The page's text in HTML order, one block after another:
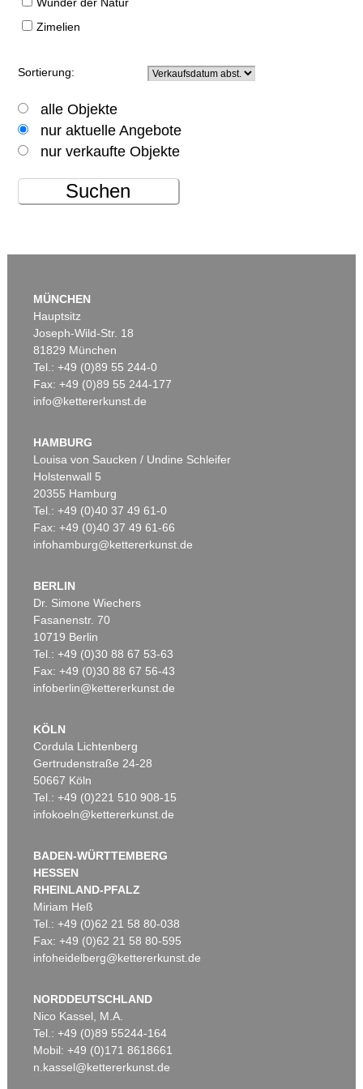
Wunder der Natur
Zimelien
Sortierung:
alle Objekte
nur aktuelle Angebote
nur verkaufte Objekte
Suchen
MÜNCHEN
Hauptsitz
Joseph-Wild-Str. 18
81829 München
Tel.: +49 (0)89 55 244-0
Fax: +49 (0)89 55 244-177
info@kettererkunst.de
HAMBURG
Louisa von Saucken / Undine Schleifer
Holstenwall 5
20355 Hamburg
Tel.: +49 (0)40 37 49 61-0
Fax: +49 (0)40 37 49 61-66
infohamburg@kettererkunst.de
BERLIN
Dr. Simone Wiechers
Fasanenstr. 70
10719 Berlin
Tel.: +49 (0)30 88 67 53-63
Fax: +49 (0)30 88 67 56-43
infoberlin@kettererkunst.de
KÖLN
Cordula Lichtenberg
Gertrudenstraße 24-28
50667 Köln
Tel.: +49 (0)221 510 908-15
infokoeln@kettererkunst.de
BADEN-WÜRTTEMBERG
HESSEN
RHEINLAND-PFALZ
Miriam Heß
Tel.: +49 (0)62 21 58 80-038
Fax: +49 (0)62 21 58 80-595
infoheidelberg@kettererkunst.de
NORDDEUTSCHLAND
Nico Kassel, M.A.
Tel.: +49 (0)89 55244-164
Mobil: +49 (0)171 8618661
n.kassel@kettererkunst.de